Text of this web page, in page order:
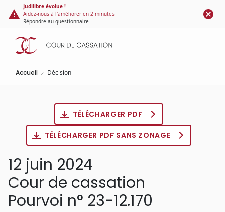
Panneau de gestion des cookies
contenu
principal
Judilibre évolue !
Aidez-nous à l'améliorer en 2 minutes
Répondre au questionnaire
Accueil Décision
TÉLÉCHARGER PDF
TÉLÉCHARGER PDF SANS ZONAGE
12 juin 2024
Cour de cassation
Pourvoi n° 23-12.170